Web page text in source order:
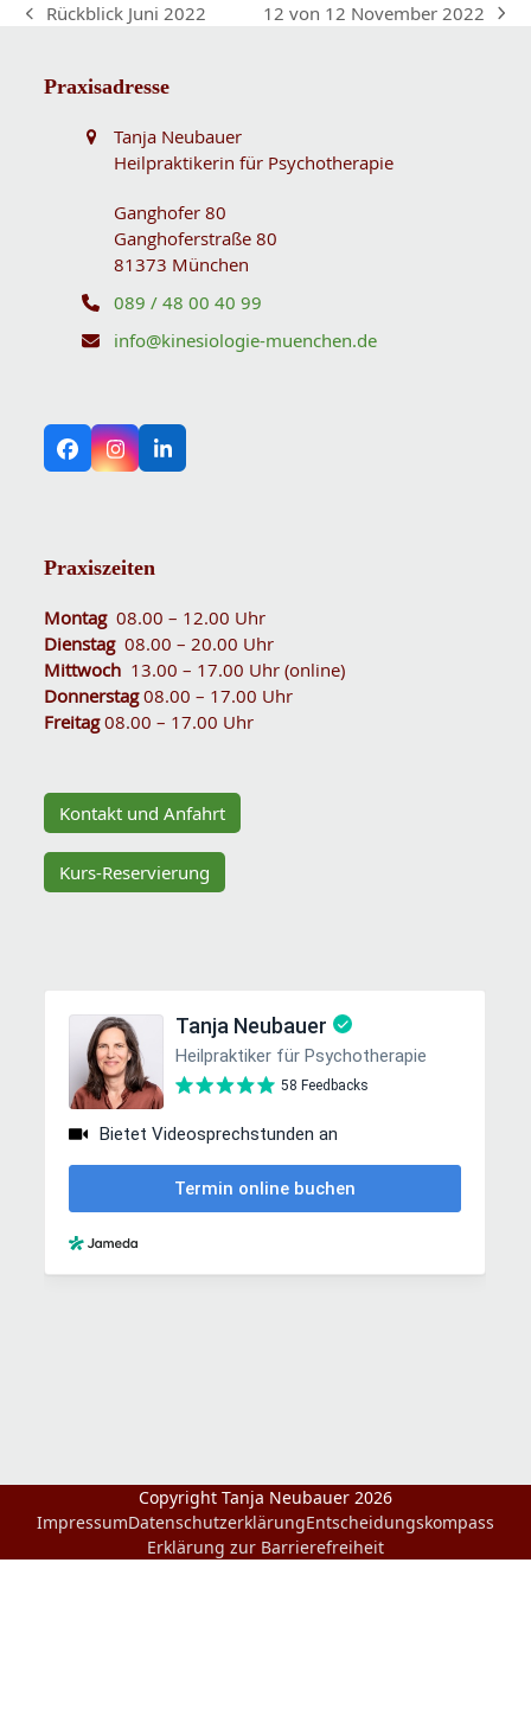
vorheriger
Rückblick Juni 2022
Nächster
12 von 12 November 2022
Praxisadresse
Tanja Neubauer
Heilpraktikerin für Psychotherapie
Ganghofer 80
Ganghoferstraße 80
81373 München
089 / 48 00 40 99
info@kinesiologie-muenchen.de
Facebook
Instagram
LinkedIn
Praxiszeiten
Montag08.00 – 12.00 Uhr
Dienstag08.00 – 20.00 Uhr
Mittwoch 13.00 – 17.00 Uhr (online)
Donnerstag08.00 – 17.00 Uhr
Freitag08.00 – 17.00 Uhr
Kontakt und Anfahrt
Kurs-Reservierung
Copyright Tanja Neubauer 2026
ImpressumDatenschutzerklärungEntscheidungskompass
Erklärung zur Barrierefreiheit